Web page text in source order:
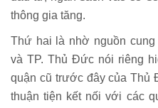
thông gia tăng.
Thứ hai là nhờ nguồn
và TP. Thủ Đức nói riêng
quận cũ trước đây của Thủ
thuận tiện kết nối với các